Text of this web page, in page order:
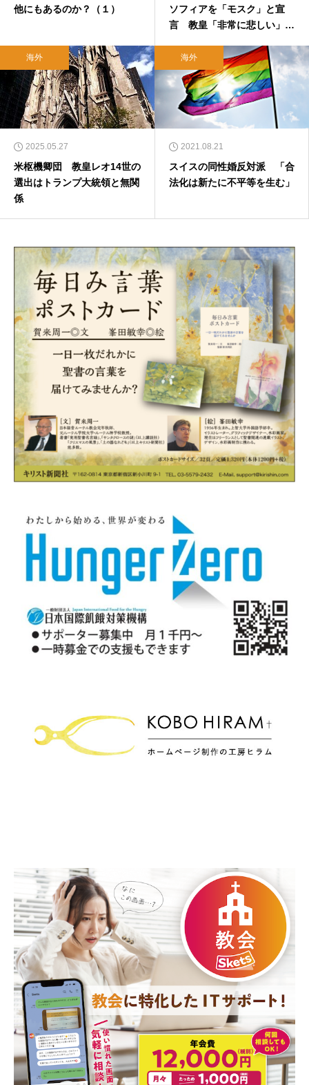
他にもあるのか？（１）
ソフィアを「モスク」と宣
言 教皇「非常に悲しい」と
海外
2025.05.27
米枢機卿団 教皇レオ14世の
選出はトランプ大統領と無関
係
海外
2021.08.21
スイスの同性婚反対派 「合
法化は新たに不平等を生む」